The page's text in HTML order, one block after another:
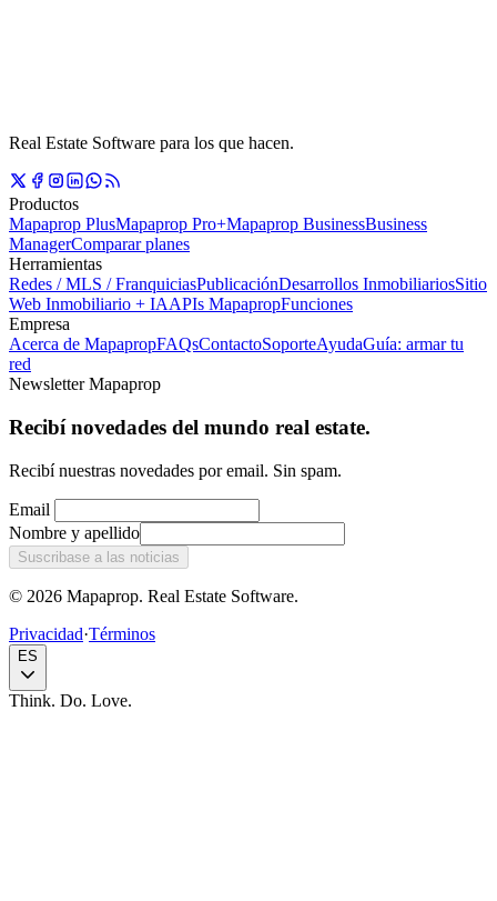
Real Estate Software para los que hacen.
Productos
Mapaprop PlusMapaprop Pro+Mapaprop BusinessBusiness
ManagerComparar planes
Herramientas
Redes / MLS / FranquiciasPublicaciónDesarrollos InmobiliariosSitio
Web Inmobiliario + IAAPIs MapapropFunciones
Empresa
Acerca de MapapropFAQsContactoSoporteAyudaGuía: armar tu
red
Newsletter Mapaprop
Recibí novedades del mundo real estate.
Recibí nuestras novedades por email. Sin spam.
Email
Nombre y apellido
Suscribase a las noticias
© 2026 Mapaprop. Real Estate Software.
Privacidad·Términos
ES
Think. Do. Love.